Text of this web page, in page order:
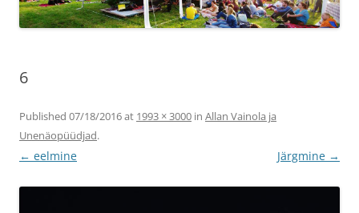
6
Published 07/18/2016at 1993 × 3000 in Allan Vainola ja
Unenäopüüdjad.
← eelmine Järgmine →